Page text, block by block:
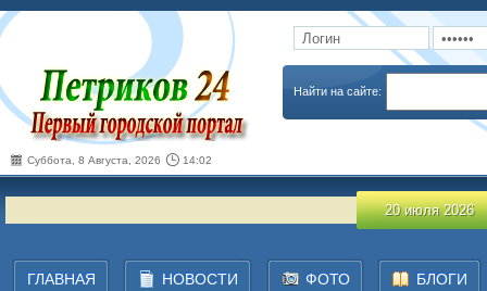
Запомнить Забыли
Найти на сайте:
Суббота, 8 Августа, 2026 14:02
20 июля 2026
ГЛАВНАЯ НОВОСТИ ФОТО БЛОГИ